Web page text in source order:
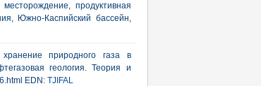
продуктивная
Южно-Каспийский бассейн,
природного газа в
геология. Теория и
EDN: TJIFAL